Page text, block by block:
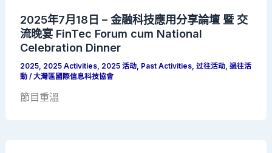
2025年7月18日 – 金融科技應用分享論壇 暨 交
流晚宴 FinTec Forum cum National
Celebration Dinner
2025, 2025 Activities, 2025 活动, Past Activities,过往活动,過往活
動 /大灣區國際信息科技協會
節目重溫